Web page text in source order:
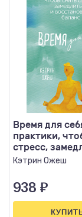
Время для
практики,
стресс,
восстановить
Кэтрин Ожеш
938 ₽